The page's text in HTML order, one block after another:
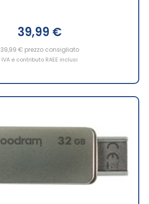
39,99 €
39,99 € prezzo consigliato
IVA e contributo RAEE inclusi